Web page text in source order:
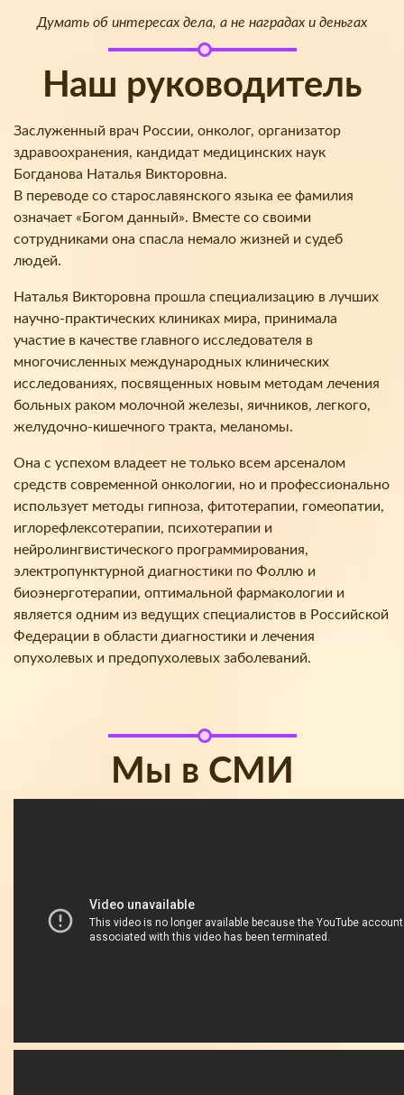
Думать об интересах дела, а не наградах и деньгах
Наш руководитель
Заслуженный врач России, онколог, организатор
здравоохранения, кандидат медицинских наук
Богданова Наталья Викторовна.
В переводе со старославянского языка ее фамилия
означает «Богом данный». Вместе со своими
сотрудниками она спасла немало жизней и судеб
людей.
Наталья Викторовна прошла специализацию в лучших
научно-практических клиниках мира, принимала
участие в качестве главного исследователя в
многочисленных международных клинических
исследованиях, посвященных новым методам лечения
больных раком молочной железы, яичников, легкого,
желудочно-кишечного тракта, меланомы.
Она с успехом владеет не только всем арсеналом
средств современной онкологии, но и профессионально
использует методы гипноза, фитотерапии, гомеопатии,
иглорефлексотерапии, психотерапии и
нейролингвистического программирования,
электропунктурной диагностики по Фоллю и
биоэнерготерапии, оптимальной фармакологии и
является одним из ведущих специалистов в Российской
Федерации в области диагностики и лечения
опухолевых и предопухолевых заболеваний.
Мы в СМИ